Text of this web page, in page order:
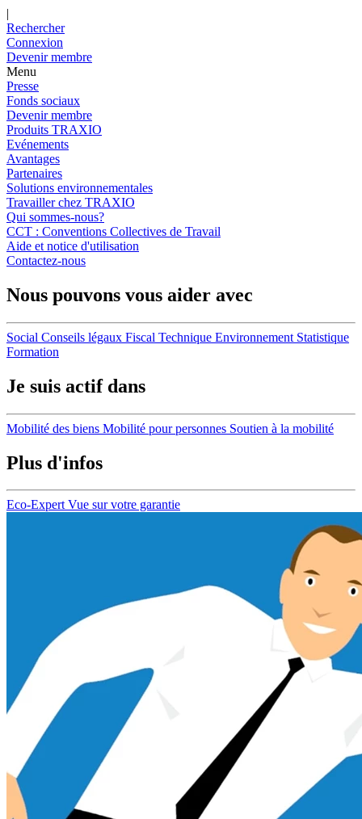
|
Rechercher
Connexion
Devenir membre
Menu
Presse
Fonds sociaux
Devenir membre
Produits TRAXIO
Evénements
Avantages
Partenaires
Solutions environnementales
Travailler chez TRAXIO
Qui sommes-nous?
CCT : Conventions Collectives de Travail
Aide et notice d'utilisation
Contactez-nous
Nous pouvons vous aider avec
Social Conseils légaux Fiscal Technique Environnement Statistique
Formation
Je suis actif dans
Mobilité des biens Mobilité pour personnes Soutien à la mobilité
Plus d'infos
Eco-Expert Vue sur votre garantie